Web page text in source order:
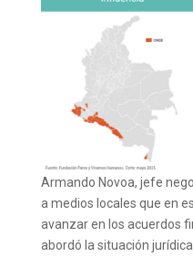
Armando Novoa, jefe
a medios locales que en
avanzar en los acuerdos
abordó la situación